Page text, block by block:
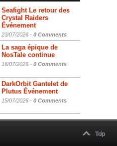
Seafight Le retour des
Crystal Raiders
Événement
23/07/2026 - 0 Comments
La saga épique de
NosTale continue
16/07/2026 - 0 Comments
DarkOrbit Gantelet de
Plutus Événement
15/07/2026 - 0 Comments
Top